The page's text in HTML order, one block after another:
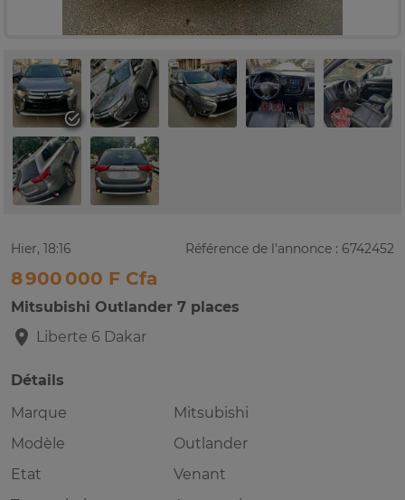
Hier, 18:16 Référence de l'annonce : 6742452
8 900 000 F Cfa
Mitsubishi Outlander 7 places
Liberte 6 Dakar
Détails
Marque
Mitsubishi
Modèle
Outlander
Etat
Venant